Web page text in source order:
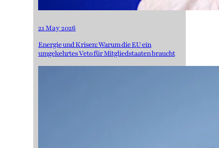
21 May 2026
Energie und Krisen: Warum die EU ein
umgekehrtes Veto für Mitgliedstaaten braucht